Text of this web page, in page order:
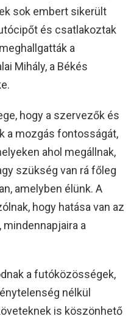
sok embert sikerült
és csatlakoztak
a
Mihály, a Békés
hogy a szervezők és
a mozgás fontosságát,
ahol megállnak,
szükség van rá főleg
amelyben élünk. A
hogy hatása van az
a
a futóközösségek,
nélkül
is köszönhető